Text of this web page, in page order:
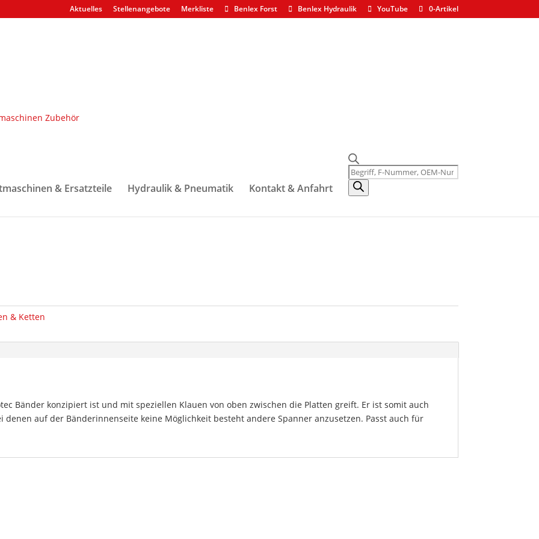
Aktuelles Stellenangebote Merkliste Benlex Forst Benlex Hydraulik YouTube 0-Artikel
& Ersatzteile Hydraulik & Pneumatik Kontakt & Anfahrt
Products
search
& Ketten
Bänder konzipiert ist und mit speziellen Klauen von oben zwischen die Platten greift. Er ist somit auch
auf der Bänderinnenseite keine Möglichkeit besteht andere Spanner anzusetzen. Passt auch für